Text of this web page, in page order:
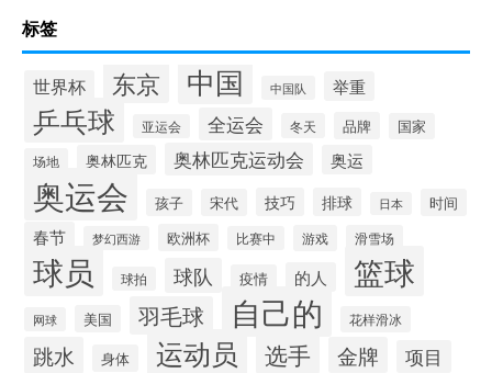
标签
世界杯 东京 中国 中国队 举重
乒乓球 亚运会 全运会 冬天 品牌 国家
场地 奥林匹克 奥林匹克运动会 奥运
奥运会 孩子 宋代 技巧 排球 日本 时间
春节 梦幻西游 欧洲杯 比赛中 游戏 滑雪场
球员 球拍 球队 疫情 的人 篮球
网球 美国 羽毛球 自己的 花样滑冰
跳水 身体 运动员 选手 金牌 项目